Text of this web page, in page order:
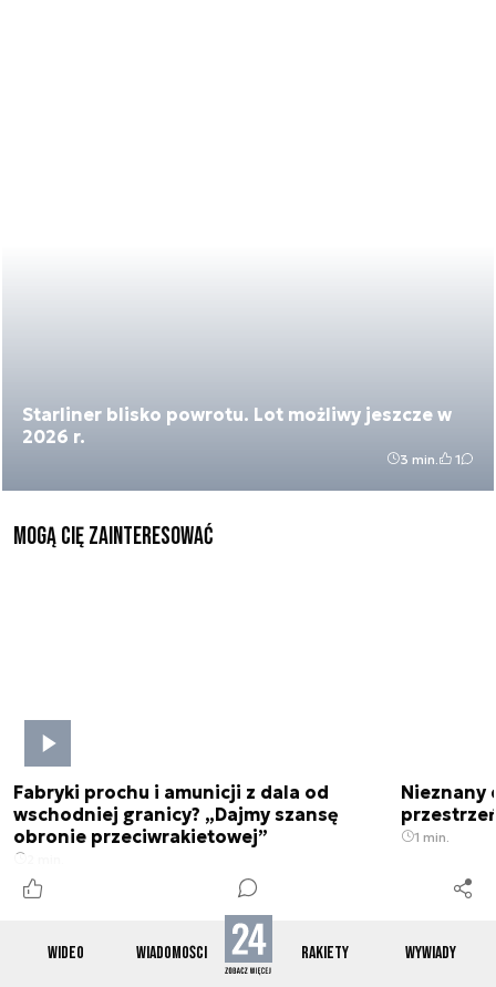
WIDEO WIADOMOŚCI RAKIETY WYWIADY
Starliner blisko powrotu. Lot możliwy jeszcze w
2026 r.
3 min. 1
Mogą Cię zainteresować
Fabryki prochu i amunicji z dala od
wschodniej granicy? „Dajmy szansę
obronie przeciwrakietowej”
Nieznany
1 min.